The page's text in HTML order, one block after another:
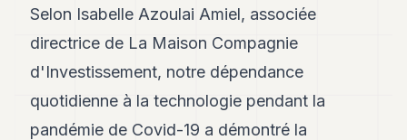
Andy
19
Andy
Andy
16
15
Selon Isabelle Azoulai Amiel, associée
directrice de La Maison Compagnie
d'Investissement, notre dépendance
quotidienne à la technologie pendant la
pandémie de Covid-19 a démontré la